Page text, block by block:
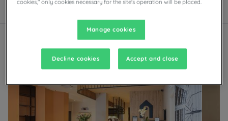
cookies," only cookies necessary for the site's operation will be placed.
Manage cookies
Decline cookies Accept and close